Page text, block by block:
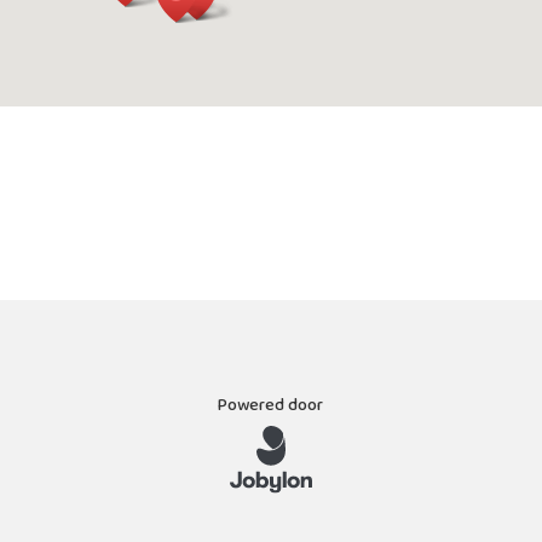
Powered door